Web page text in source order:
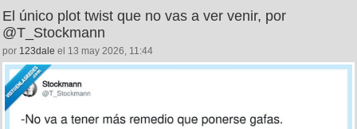
El único plot twist que no vas a ver venir, por
@T_Stockmann
por 123dale el 13 may 2026, 11:44